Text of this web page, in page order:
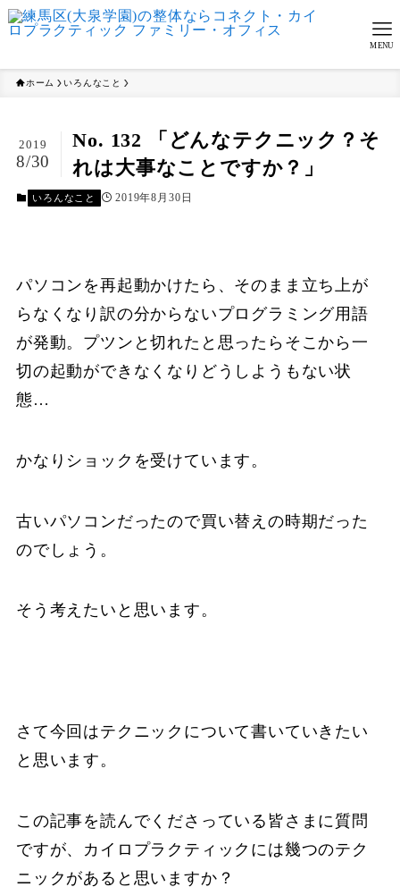
MENU
ホーム いろんなこと
No. 132 「どんなテクニック？そ
れは大事なことですか？」
2019
8/30
いろんなこと 2019年8月30日
パソコンを再起動かけたら、そのまま立ち上が
らなくなり訳の分からないプログラミング用語
が発動。プツンと切れたと思ったらそこから一
切の起動ができなくなりどうしようもない状
態…
かなりショックを受けています。
古いパソコンだったので買い替えの時期だった
のでしょう。
そう考えたいと思います。
さて今回はテクニックについて書いていきたい
と思います。
この記事を読んでくださっている皆さまに質問
ですが、カイロプラクティックには幾つのテク
ニックがあると思いますか？